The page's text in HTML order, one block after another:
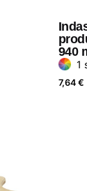
940
1
7,64 €